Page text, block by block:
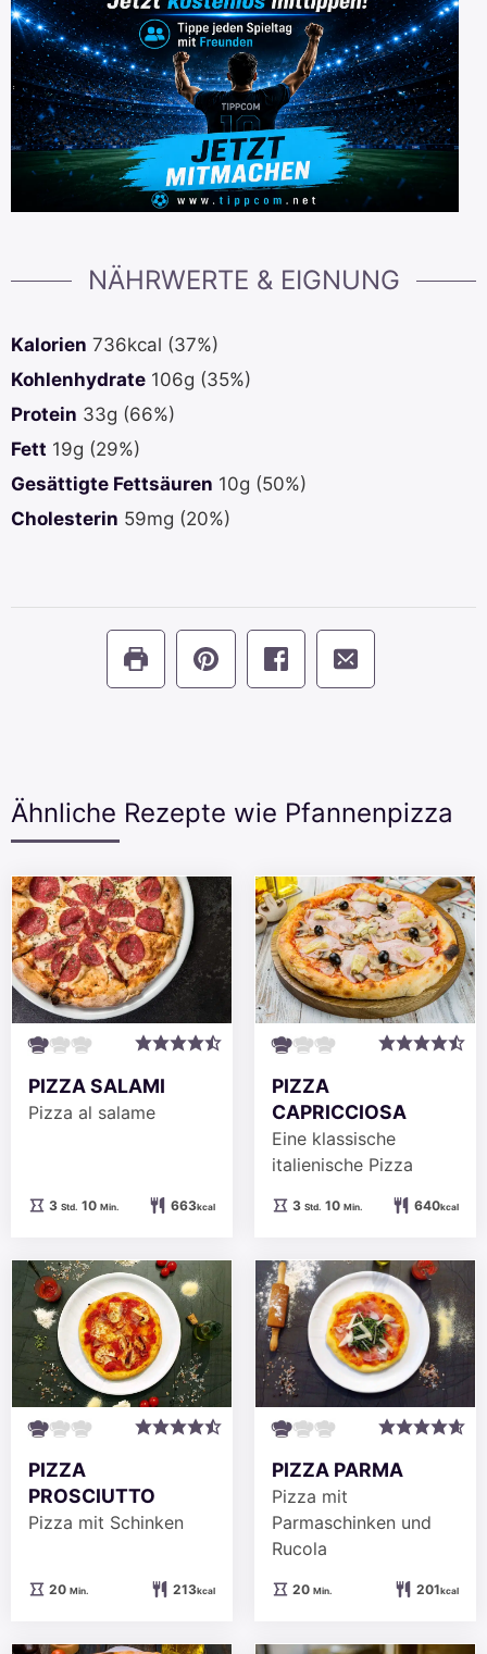
NÄHRWERTE & EIGNUNG
Kalorien 736kcal (37%)
Kohlenhydrate 106g (35%)
Protein 33g (66%)
Fett 19g (29%)
Gesättigte Fettsäuren 10g (50%)
Cholesterin 59mg (20%)
Ähnliche Rezepte wie Pfannenpizza
PIZZA SALAMI
Pizza al salame
3Stunden
Std. 10Minuten
Min. 663kcal
PIZZA
CAPRICCIOSA
Eine klassische
italienische Pizza
3Stunden
Std. 10Minuten
Min. 640kcal
PIZZA
PROSCIUTTO
Pizza mit Schinken
20Minuten
Min. 213kcal
PIZZA PARMA
Pizza mit
Parmaschinken und
Rucola
20Minuten
Min. 201kcal